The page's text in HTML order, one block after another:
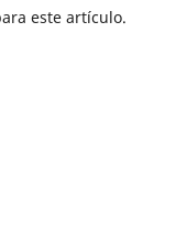
este artículo.